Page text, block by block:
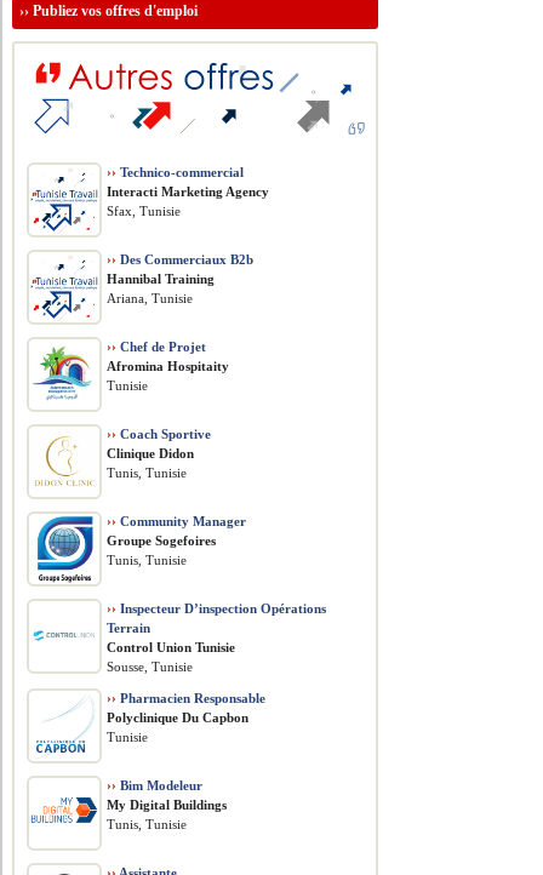
››Publiez vos offres d'emploi
›› Technico-commercial
Interacti Marketing Agency
Sfax, Tunisie
›› Des Commerciaux B2b
Hannibal Training
Ariana, Tunisie
›› Chef de Projet
Afromina Hospitaity
Tunisie
›› Coach Sportive
Clinique Didon
Tunis, Tunisie
›› Community Manager
Groupe Sogefoires
Tunis, Tunisie
›› Inspecteur D’inspection Opérations
Terrain
Control Union Tunisie
Sousse, Tunisie
›› Pharmacien Responsable
Polyclinique Du Capbon
Tunisie
›› Bim Modeleur
My Digital Buildings
Tunis, Tunisie